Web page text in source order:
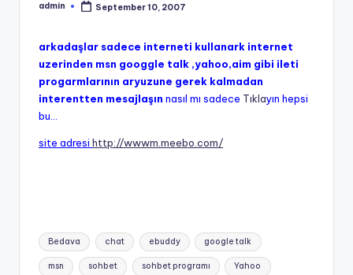
Posted
admin September 10, 2007
arkadaşlar sadece interneti kullanark internet
uzerinden msn googgle talk ,yahoo,aim gibi ileti
progarmlarının aryuzune gerek kalmadan
interentten mesajlaşın nasıl mı sadece Tıklayın hepsi
bu…
site adresi http://wwwm.meebo.com/
Tags:
Bedava chat ebuddy google talk
msn sohbet sohbet programı Yahoo